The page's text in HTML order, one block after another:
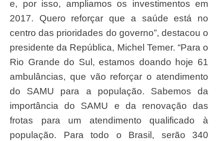
e, por isso, ampliamos os investimentos em
2017. Quero reforçar que a saúde está no
centro das prioridades do governo”, destacou o
presidente da República, Michel Temer. “Para o
Rio Grande do Sul, estamos doando hoje 61
ambulâncias, que vão reforçar o atendimento
do SAMU para a população. Sabemos da
importância do SAMU e da renovação das
frotas para um atendimento qualificado à
população. Para todo o Brasil, serão 340